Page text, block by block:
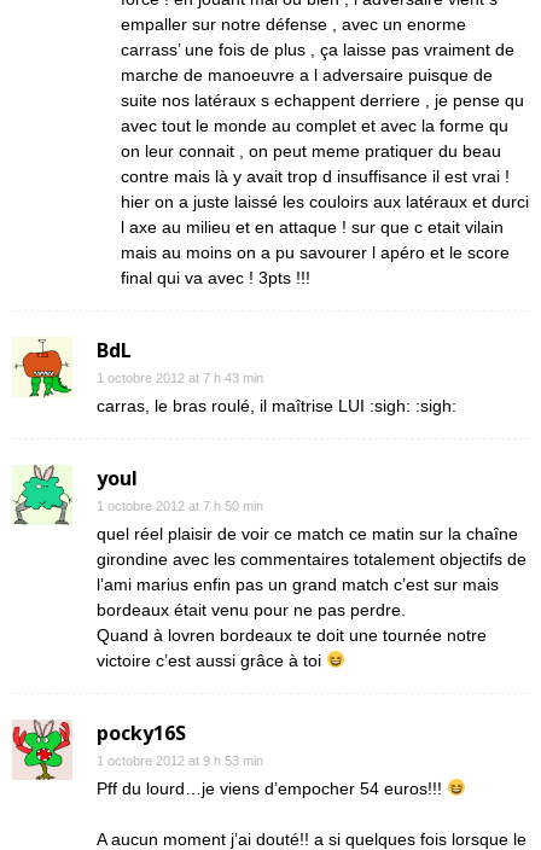
empaller sur notre défense , avec un enorme
carrass’ une fois de plus , ça laisse pas vraiment de
marche de manoeuvre a l adversaire puisque de
suite nos latéraux s echappent derriere , je pense qu
avec tout le monde au complet et avec la forme qu
on leur connait , on peut meme pratiquer du beau
contre mais là y avait trop d insuffisance il est vrai !
hier on a juste laissé les couloirs aux latéraux et durci
l axe au milieu et en attaque ! sur que c etait vilain
mais au moins on a pu savourer l apéro et le score
final qui va avec ! 3pts !!!
BdL
1 octobre 2012 at 7 h 43 min
carras, le bras roulé, il maîtrise LUI :sigh: :sigh:
youl
1 octobre 2012 at 7 h 50 min
quel réel plaisir de voir ce match ce matin sur la chaîne
girondine avec les commentaires totalement objectifs de
l’ami marius enfin pas un grand match c’est sur mais
bordeaux était venu pour ne pas perdre.
Quand à lovren bordeaux te doit une tournée notre
victoire c’est aussi grâce à toi
pocky16S
1 octobre 2012 at 9 h 53 min
Pff du lourd…je viens d’empocher 54 euros!!!
A aucun moment j’ai douté!! a si quelques fois lorsque le